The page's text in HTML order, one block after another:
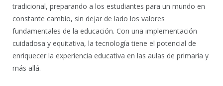
tradicional, preparando a los estudiantes para un mundo en
constante cambio, sin dejar de lado los valores
fundamentales de la educación. Con una implementación
cuidadosa y equitativa, la tecnología tiene el potencial de
enriquecer la experiencia educativa en las aulas de primaria y
más allá.